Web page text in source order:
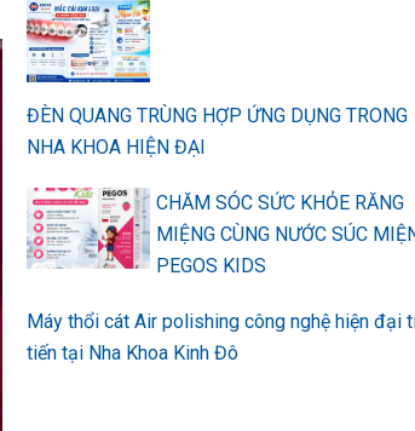
ĐÈN QUANG TRÙNG HỢP ỨNG DỤNG TRONG
NHA KHOA HIỆN ĐẠI
CHĂM SÓC SỨC KHỎE RĂNG
MIỆNG CÙNG NƯỚC SÚC
PEGOS KIDS
Máy thổi cát Air polishing công nghệ hiện đại
tiến tại Nha Khoa Kinh Đô